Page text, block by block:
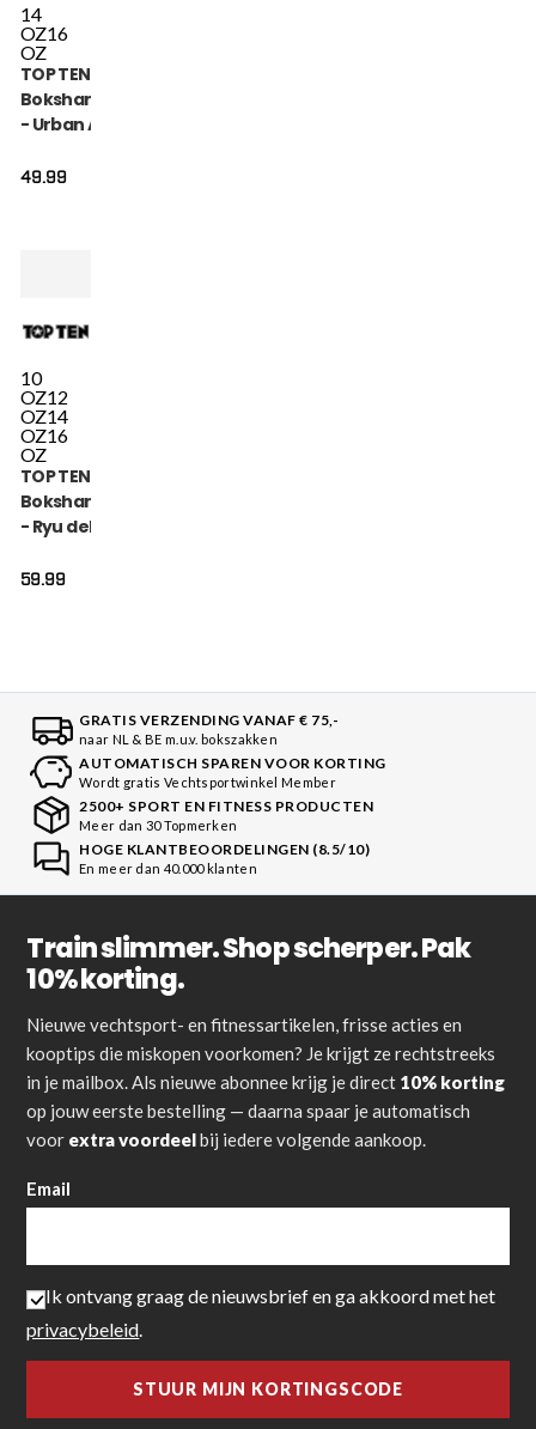
14
OZ16
OZ
TOP TEN
Bokshandschoen
- Urban Arts -
49.99
10
OZ12
OZ14
OZ16
OZ
TOP TEN
Bokshandschoen
- Ryu del Mar -
59.99
GRATIS VERZENDING VANAF € 75,-
naar NL & BE m.u.v. bokszakken
AUTOMATISCH SPAREN VOOR KORTING
Wordt gratis Vechtsportwinkel Member
2500+ SPORT EN FITNESS PRODUCTEN
Meer dan 30 Topmerken
HOGE KLANTBEOORDELINGEN (8.5/10)
En meer dan 40.000 klanten
Train slimmer. Shop scherper. Pak
10% korting.
Nieuwe vechtsport- en fitnessartikelen, frisse acties en
kooptips die miskopen voorkomen? Je krijgt ze rechtstreeks
in je mailbox. Als nieuwe abonnee krijg je direct 10% korting
op jouw eerste bestelling — daarna spaar je automatisch
voor extra voordeelbij iedere volgende aankoop.
Email
Ik ontvang graag de nieuwsbrief en ga akkoord met het
privacybeleid.